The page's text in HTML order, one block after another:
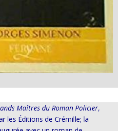
Maîtres du Roman Policier,
les Éditions de Crémille; la